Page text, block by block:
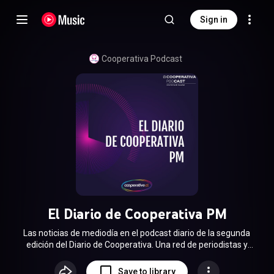
Sign in
Cooperativa Podcast
El Diario de Cooperativa PM
Las noticias de mediodía en el podcast diario de la segunda
edición del Diario de Cooperativa. Una red de periodistas y
lugar de los hechos. Conducen Verónica Franco y Rodrigo
Save to library